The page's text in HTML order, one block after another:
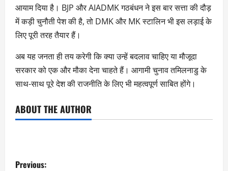
आयाम दिया है। BJP और AIADMK गठबंधन ने इस बार सत्ता की दौड़
में कड़ी चुनौती पेश की है, तो DMK और MK स्टालिन भी इस लड़ाई के
लिए पूरी तरह तैयार हैं।
अब यह जनता ही तय करेगी कि क्या उन्हें बदलाव चाहिए या मौजूदा
सरकार को एक और मौका देना चाहते हैं। आगामी चुनाव तमिलनाडु के
साथ-साथ पूरे देश की राजनीति के लिए भी महत्वपूर्ण साबित होंगे।
ABOUT THE AUTHOR
Previous: